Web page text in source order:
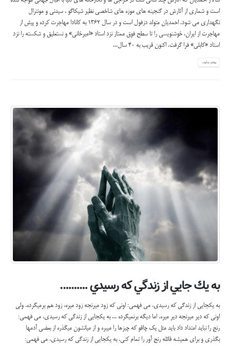
است و شماری از آثارش در گنجینه های موزه های شاخصی نظیر شیکاگو ، سیدنی و مونترال
نگهداری می شود. احمدیان متولد دزفول است و در سال ۱۳۶۲ به کانادا مهاجرت کرده و پیش از
مهاجرت از ایران، خوشنویسی را تا سطح فوق ممتاز نزد استاد «امیرخانی» و نستعلیق و شکسته را نزد
استاد «کابلی» فرا گرفت. اکنون قریب به ۴۰ سال...
بیشتر بدانید...
به يك جايي از زندگي كه رسيدي ……….
به یک‏جایی از زندگی که رسیدی، می فهمی: اونی که زود میرنجه زود میره، زود هم برمیگرده. ولی
اونی که دیر میرنجه دیر میره، اما دیگه برنمیگرده ... به یک‏جایی از زندگی که رسیدی، می فهمی:
رنج را نباید امتداد داد باید مثل یک چاقو که چیزها را می‏بره و از میانشون می‏گذره از بعضی آدم‏ها
بگذری و برای همیشه قائله رنج آور را تمام کنی. به یک‏جایی از زندگی که رسیدی، می فهمی: